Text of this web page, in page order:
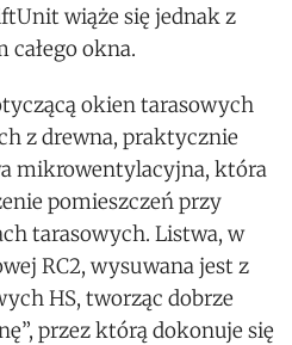
wiąże się jednak z
całego okna.
okien tarasowych
z drewna, praktycznie
mikrowentylacyjna, która
pomieszczeń przy
tarasowych. Listwa, w
RC2, wysuwana jest z
HS, tworząc dobrze
przez którą dokonuje się